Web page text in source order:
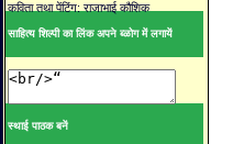
कविता तथा पेंटिंग: राजाभाई कौशिक
साहित्य शिल्पी का लिंक अपने ब्ळोग में लगायें
स्थाई पाठक बनें